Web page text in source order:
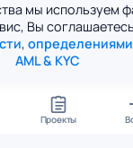
мы используем
Вы
, определениями
AML & KYC
Проекты